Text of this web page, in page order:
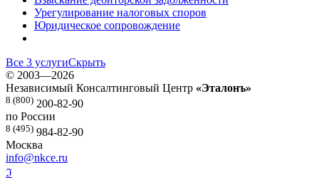
Урегулирование налоговых споров
Юридическое сопровождение
Все 3 услугиСкрыть
© 2003—2026
Независимый Консалтинговый Центр «Эталонъ»
8 (800) 200-82-90
по России
8 (495) 984-82-90
Москва
info@nkce.ru
ℑ